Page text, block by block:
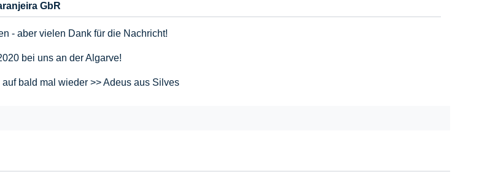
GbR
- aber vielen Dank für die Nachricht!
bei uns an der Algarve!
bald mal wieder >> Adeus aus Silves